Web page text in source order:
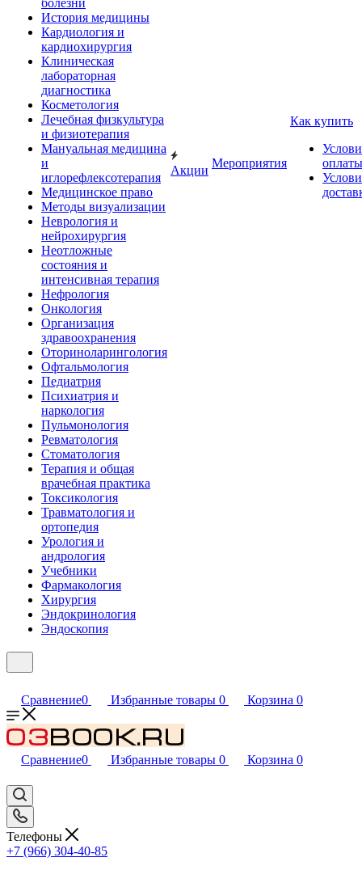
болезни
История медицины
Кардиология и
кардиохирургия
Клиническая
лабораторная
диагностика
Косметология
Лечебная физкультура
и физиотерапия
Мануальная медицина
и
иглорефлексотерапия
Медицинское право
Методы визуализации
Неврология и
нейрохирургия
Неотложные
состояния и
интенсивная терапия
Нефрология
Онкология
Организация
здравоохранения
Оториноларингология
Офтальмология
Педиатрия
Психиатрия и
наркология
Пульмонология
Ревматология
Стоматология
Терапия и общая
врачебная практика
Токсикология
Травматология и
ортопедия
Урология и
андрология
Учебники
Фармакология
Хирургия
Эндокринология
Эндоскопия
Акции
Мероприятия
Как купить
оплаты
Сравнение0 Избранные товары 0 Корзина 0
Сравнение0 Избранные товары 0 Корзина 0
Телефоны
+7 (966) 304-40-85